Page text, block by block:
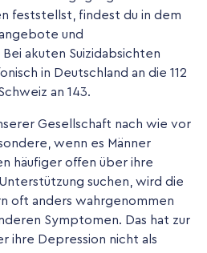
feststellst, findest du in dem
und
akuten Suizidabsichten
in Deutschland an die 112
an 143.
Gesellschaft nach wie vor
wenn es Männer
häufiger offen über ihre
suchen, wird die
oft anders wahrgenommen
Symptomen. Das hat zur
ihre Depression nicht als